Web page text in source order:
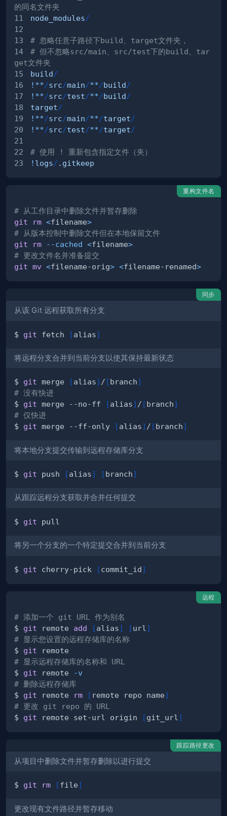
的同名文件夹
node_modules/
# 忽略任意子路径下build、target文件夹，
# 但不忽略src/main、src/test下的build、tar
get文件夹
build/
! **/src/main/**/build/
! **/src/test/**/build/
target/
! **/src/main/**/target/
! **/src/test/**/target/
# 使用 ! 重新包含指定文件（夹）
! logs/ .gitkeep
重构文件名
# 从工作目录中删除文件并暂存删除
git
rm <filename>
# 从版本控制中删除文件但在本地保留文件
git
rm --cached <filename>
# 更改文件名并准备提交
git mv <filename-orig> <filename-renamed>
同步
从该 Git 远程获取所有分支
$ git fetch [alias]
将远程分支合并到当前分支以使其保持最新状态
$ git merge [alias] / [branch]
# 没有快进
$ git merge --no-ff [alias] / [branch]
# 仅快进
$ git merge --ff-only [alias] / [branch]
将本地分支提交传输到远程存储库分支
$ git push [alias] [branch]
从跟踪远程分支获取并合并任何提交
$ git
将另一个分支的一个特定提交合并到当前分支
$ git cherry-pick [commit_id]
远程
# 添加一个 git URL 作为别名
$ git remote add [alias] [url ]
# 显示您设置的远程存储库的名称
$ git
# 显示远程存储库的名称和 URL
$ git remote
-v
# 删除远程存储库
$ git remote rm [ remote repo name]
# 更改 git repo 的 URL
$ git remote set-url origin [git_url ]
跟踪路径更改
从项目中删除文件并暂存删除以进行提交
$ git rm [file]
更改现有文件路径并暂存移动